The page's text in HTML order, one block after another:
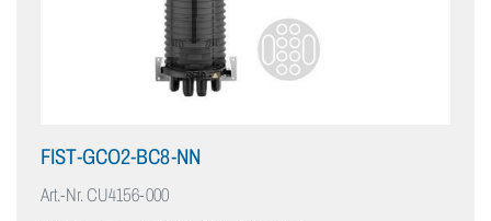
FIST-GCO2-BC8-NN
Art.-Nr.CU4156-000